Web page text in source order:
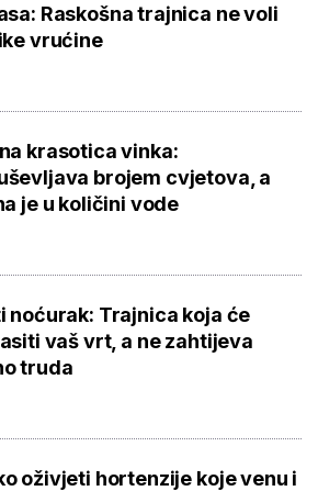
Raskošna trajnica ne voli
vrućine
krasotica vinka:
brojem cvjetova, a
je u količini vode
noćurak: Trajnica koja će
vaš vrt, a ne zahtijeva
truda
oživjeti hortenzije koje venu i